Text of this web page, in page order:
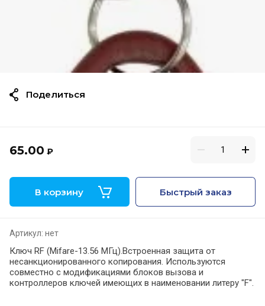
65.00 ₽
В корзину Быстрый заказ
Артикул: нет
Ключ RF (Mifare-13.56 МГц).Встроенная защита от
несанкционированного копирования. Используются
совместно с модификациями блоков вызова и
контроллеров ключей имеющих в наименовании литеру "F".
Поделиться